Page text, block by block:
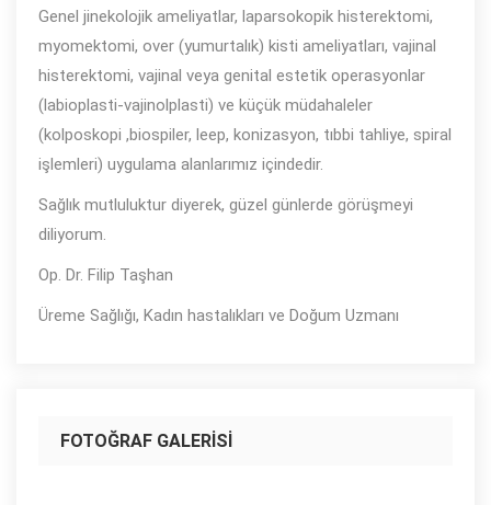
Genel jinekolojik ameliyatlar, laparsokopik histerektomi,
myomektomi, over (yumurtalık) kisti ameliyatları, vajinal
histerektomi, vajinal veya genital estetik operasyonlar
(labioplasti-vajinolplasti) ve küçük müdahaleler
(kolposkopi ,biospiler, leep, konizasyon, tıbbi tahliye, spiral
işlemleri) uygulama alanlarımız içindedir.
Sağlık mutluluktur diyerek, güzel günlerde görüşmeyi
diliyorum.
Op. Dr. Filip Taşhan
Üreme Sağlığı, Kadın hastalıkları ve Doğum Uzmanı
FOTOĞRAF GALERISI